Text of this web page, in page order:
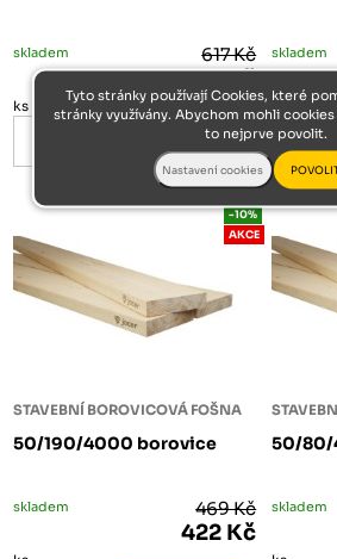
skladem 617 Kč
555 Kč
ks
skladem
ks
STAVEBNÍ BOROVICOVÁ FOŠNA
50/190/4000 borovice
-10%
AKCE
skladem 469 Kč
422 Kč
50/
skladem
Tyto stránky používají Cookies, které
stránky využívány. Abychom mohli
to nejprve povolit.